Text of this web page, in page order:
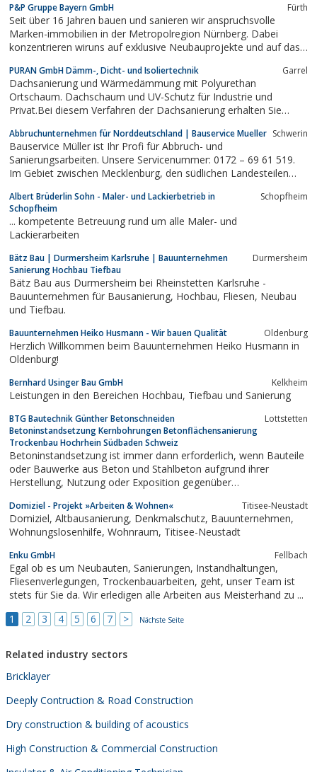
Ursachenerforschung bis zur Schadensbeseitigung.Unsere
umfangreiche technische...
P&P Gruppe Bayern GmbH Fürth
Seit über 16 Jahren bauen und sanieren wir anspruchsvolle
Marken-immobilien in der Metropolregion Nürnberg. Dabei
konzentrieren wiruns auf exklusive Neubauprojekte und auf das
machen wir Oasen des Wohlfühlens – und hoher Renditen.
Gerade die Stadt Fürth bietet als...
PURAN GmbH Dämm-, Dicht- und Isoliertechnik Garrel
Dachsanierung und Wärmedämmung mit Polyurethan
Ortschaum. Dachschaum und UV-Schutz für Industrie und
Privat.Bei diesem Verfahren der Dachsanierung erhalten Sie
Anforderungen der ENEV rechnung.Ohne Betriebsunterbrechung
wird Ihr altes Dach Saniert.
Abbruchunternehmen für Norddeutschland | Bauservice Mueller Schwerin
Bauservice Müller ist Ihr Profi für Abbruch- und
Sanierungsarbeiten. Unsere Servicenummer: 0172 – 69 61 519.
Im Gebiet zwischen Mecklenburg, den südlichen Landesteilen
Einsatz.
Albert Brüderlin Sohn - Maler- und Lackierbetrieb in
Schopfheim
Schopfheim
... kompetente Betreuung rund um alle Maler- und
Lackierarbeiten
Bätz Bau | Durmersheim Karlsruhe | Bauunternehmen
Sanierung Hochbau Tiefbau
Durmersheim
Bätz Bau aus Durmersheim bei Rheinstetten Karlsruhe -
Bauunternehmen für Bausanierung, Hochbau, Fliesen, Neubau
und Tiefbau.
Bauunternehmen Heiko Husmann - Wir bauen Qualität Oldenburg
Herzlich Willkommen beim Bauunternehmen Heiko Husmann in
Oldenburg!
Bernhard Usinger Bau GmbH Kelkheim
Leistungen in den Bereichen Hochbau, Tiefbau und Sanierung
BTG Bautechnik Günther Betonschneiden
Betoninstandsetzung Kernbohrungen Betonflächensanierung
Trockenbau Hochrhein Südbaden Schweiz
Lottstetten
Betoninstandsetzung ist immer dann erforderlich, wenn Bauteile
oder Bauwerke aus Beton und Stahlbeton aufgrund ihrer
Herstellung, Nutzung oder Exposition gegenüber
Funktion beeinträchtigt sind. Die Betoninstandsetzung beschreibt
Technologien zur Wiederherstellung bzw.
Domiziel - Projekt »Arbeiten & Wohnen« Titisee-Neustadt
Domiziel, Altbausanierung, Denkmalschutz, Bauunternehmen,
Wohnungslosenhilfe, Wohnraum, Titisee-Neustadt
Enku GmbH Fellbach
Egal ob es um Neubauten, Sanierungen, Instandhaltungen,
Fliesenverlegungen, Trockenbauarbeiten, geht, unser Team ist
stets für Sie da. Wir erledigen alle Arbeiten aus Meisterhand zu ...
1
2 3 4 5 6 7 > Nächste Seite
Related industry sectors
Bricklayer
Deeply Contruction & Road Construction
Dry construction & building of acoustics
High Construction & Commercial Construction